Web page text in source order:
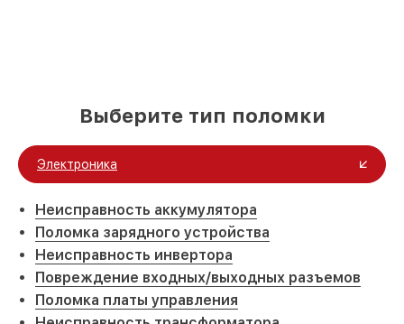
Выберите тип поломки
Электроника
Неисправность аккумулятора
Поломка зарядного устройства
Неисправность инвертора
Повреждение входных/выходных разъемов
Поломка платы управления